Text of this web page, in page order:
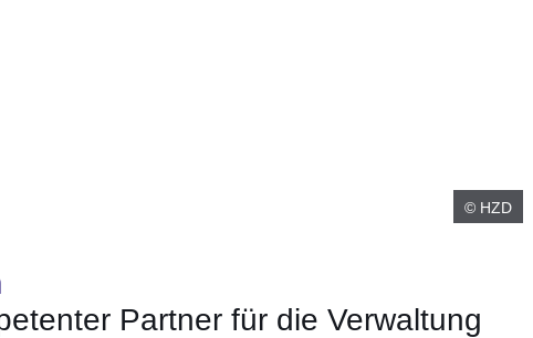
© HZD
Partner für die Verwaltung